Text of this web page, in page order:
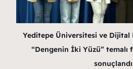
Yeditepe Üniversitesi ve Dijital
“Dengenin İki Yüzü” temalı
sonuçlandı